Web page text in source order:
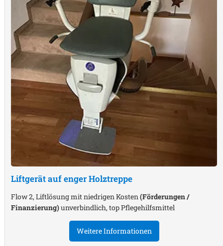
Liftgerät auf enger Holztreppe
Flow 2, Liftlösung mit niedrigen Kosten (Förderungen /
Finanzierung)unverbindlich, top Pflegehilfsmittel
Weitere Informationen